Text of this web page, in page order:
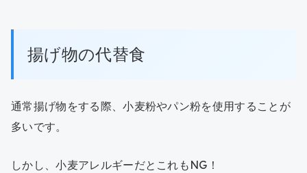
揚げ物の代替食
通常揚げ物をする際、小麦粉やパン粉を使用することが
多いです。
しかし、小麦アレルギーだとこれもNG！